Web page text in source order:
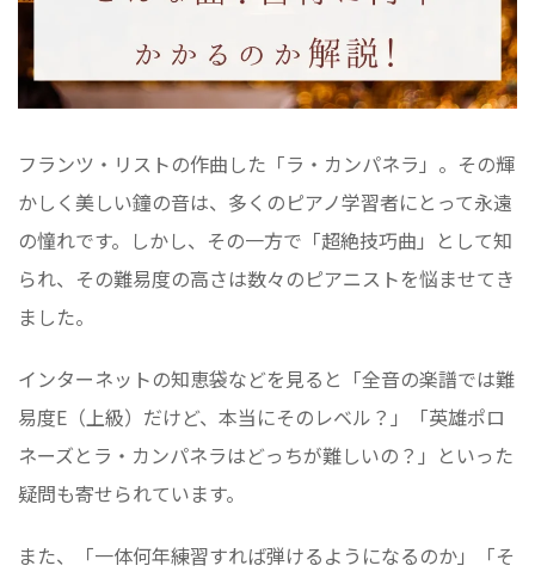
フランツ・リストの作曲した「ラ・カンパネラ」。その輝
かしく美しい鐘の音は、多くのピアノ学習者にとって永遠
の憧れです。しかし、その一方で「超絶技巧曲」として知
られ、その難易度の高さは数々のピアニストを悩ませてき
ました。
インターネットの知恵袋などを見ると「全音の楽譜では難
易度E（上級）だけど、本当にそのレベル？」「英雄ポロ
ネーズとラ・カンパネラはどっちが難しいの？」といった
疑問も寄せられています。
また、「一体何年練習すれば弾けるようになるのか」「そ